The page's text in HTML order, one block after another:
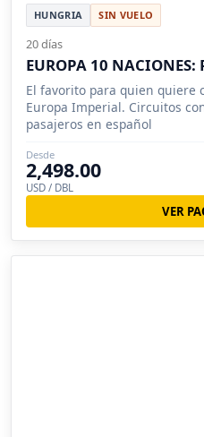
HUNGRIA SIN VUELO
20 días
EUROPA 10 NACIONES:
El favorito para quien quiere
Europa Imperial. Circuitos
pasajeros en español
Desde
2,498.00
USD / DBL
VER